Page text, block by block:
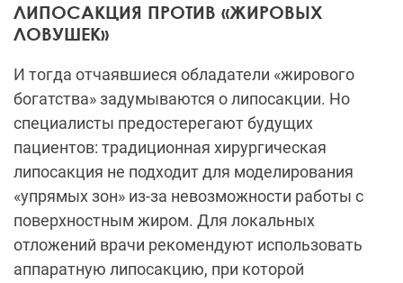
ЛИПОСАКЦИЯ ПРОТИВ «ЖИРОВЫХ
ЛОВУШЕК»
И тогда отчаявшиеся обладатели «жирового
богатства» задумываются о липосакции. Но
специалисты предостерегают будущих
пациентов: традиционная хирургическая
липосакция не подходит для моделирования
«упрямых зон» из-за невозможности работы с
поверхностным жиром. Для локальных
отложений врачи рекомендуют использовать
аппаратную липосакцию, при которой